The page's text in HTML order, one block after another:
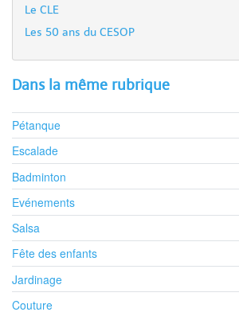
Le CLE
Les 50 ans du CESOP
Dans la même rubrique
Pétanque
Escalade
Badminton
Evénements
Salsa
Fête des enfants
Jardinage
Couture